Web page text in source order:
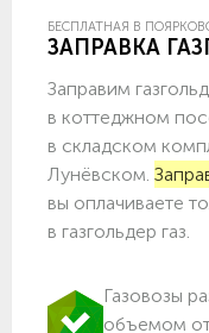
БЕСПЛАТНАЯ В
ЗАПРАВКА
Заправим
в коттеджном
в складском
Лунёвском.
вы оплачиваете
в газгольдер газ.
Газовозы
объемом